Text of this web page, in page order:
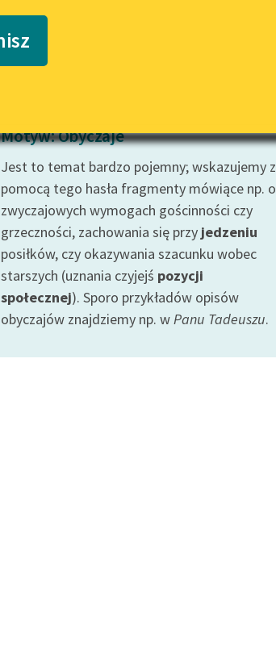
formacie PDF
wrażliwych
Deklaracja dostępności
Motyw: Obyczaje
Jest to temat bardzo pojemny; wskazujemy z
pomocą tego hasła fragmenty mówiące np. o
zwyczajowych wymogach gościnności czy
grzeczności, zachowania się przy jedzeniu
posiłków, czy okazywania szacunku wobec
starszych (uznania czyjejś pozycji
społecznej). Sporo przykładów opisów
obyczajów znajdziemy np. wPanu Tadeuszu.